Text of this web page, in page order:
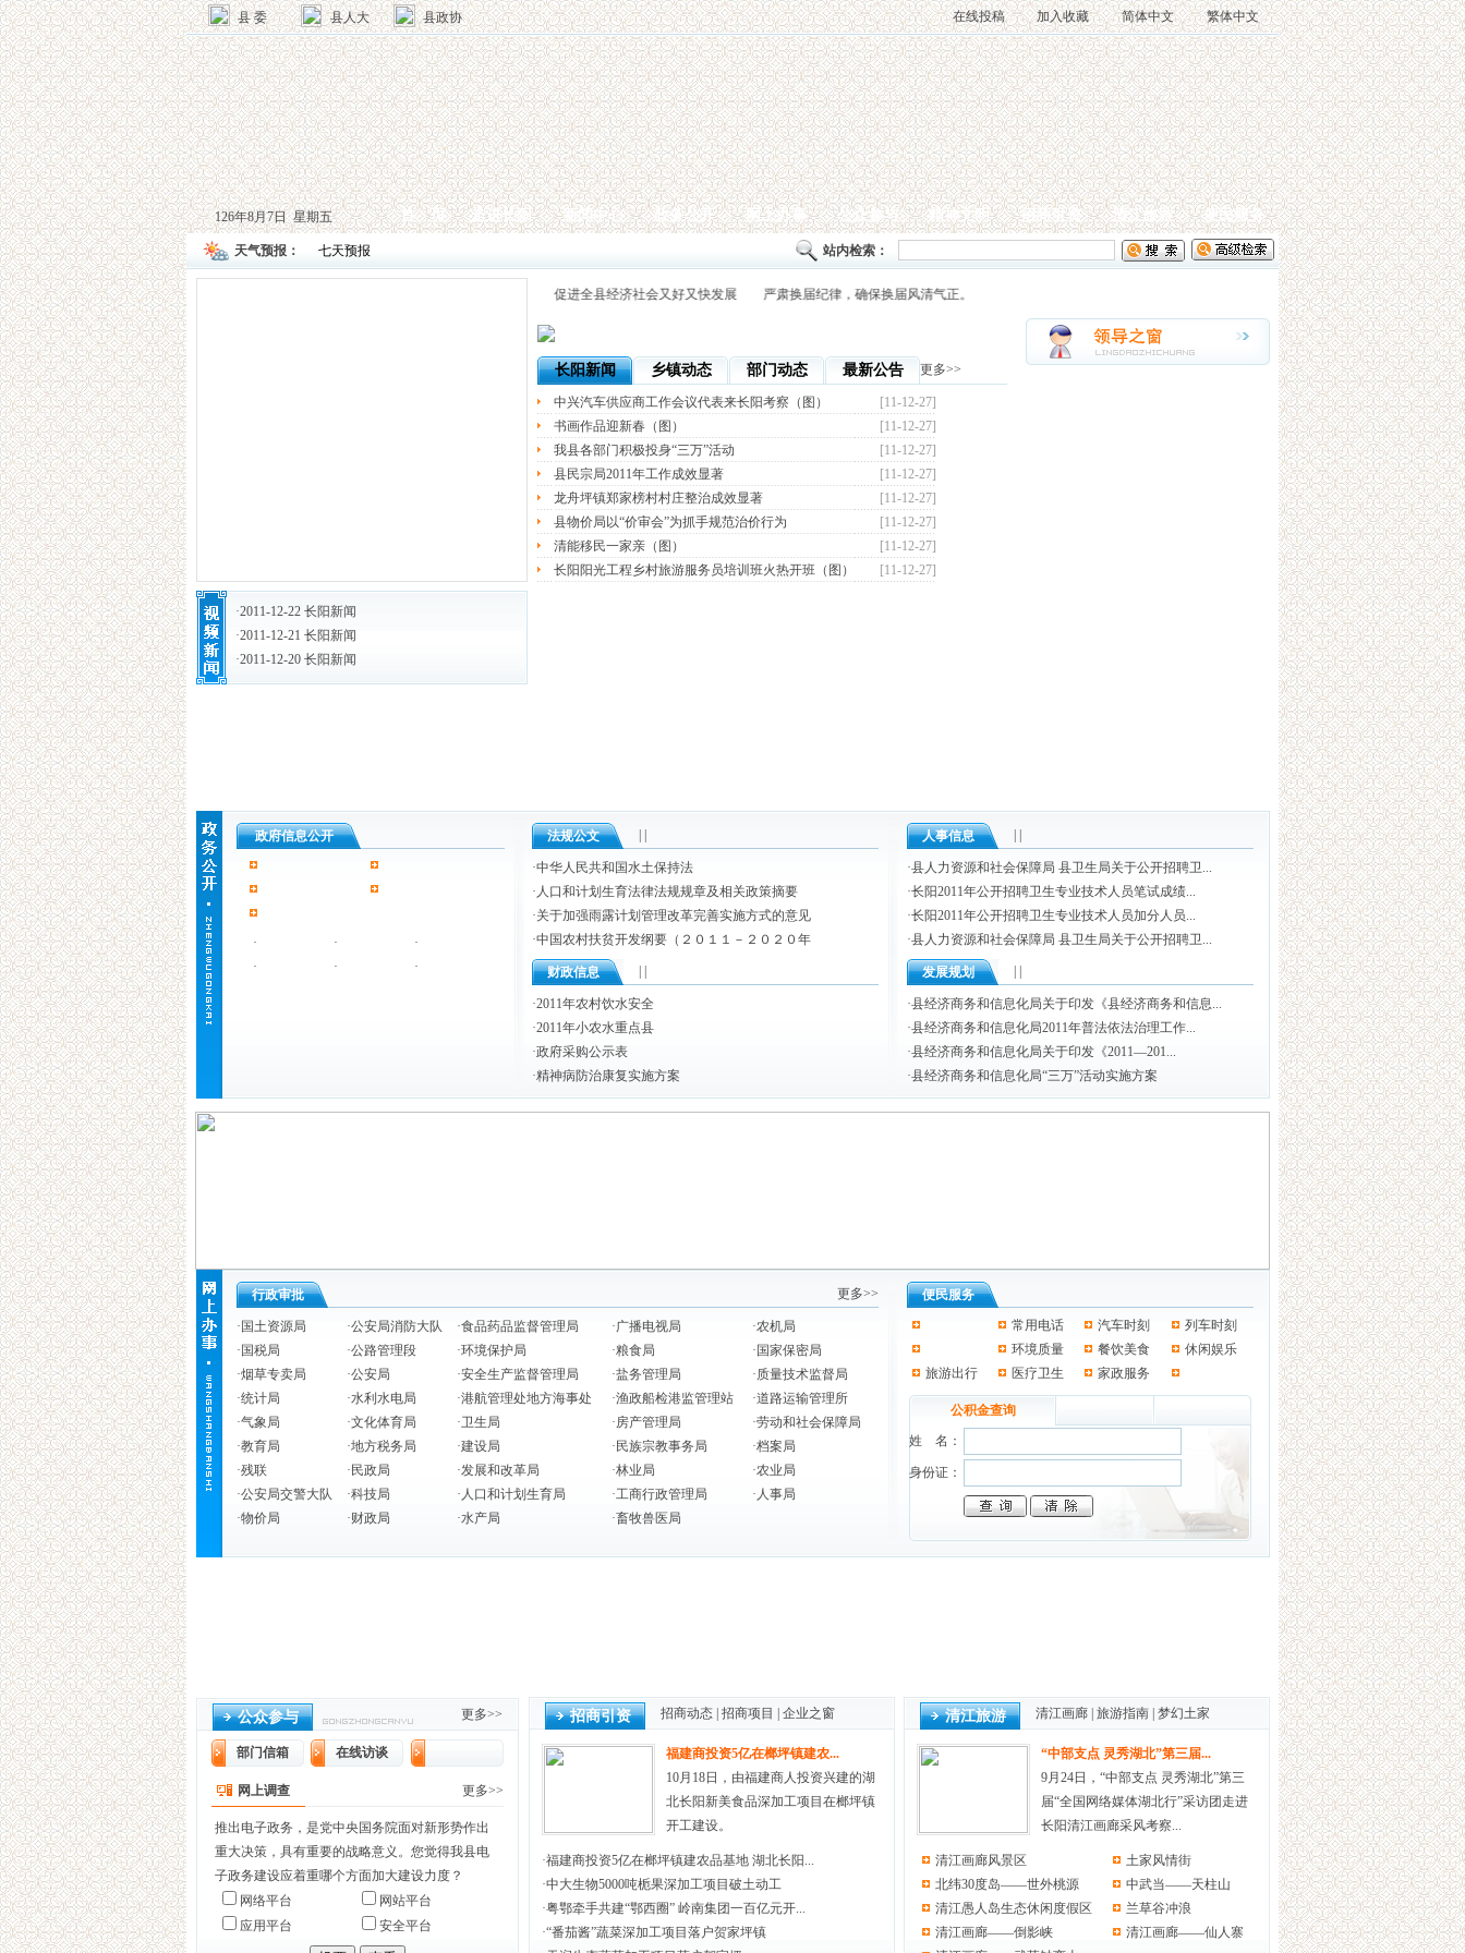
县 委 县人大 县政协 在线投稿 加入收藏 简体中文 繁体中文
126年8月7日 星期五 首 页 走进长阳 新闻中心 政务公开 网上办事 公众参与 精神文明 招商引资 清江旅游 便民服务
天气预报： 站内检索：
宣传贯彻《中国农村扶贫开发纲要（2011－2020年）》 促进全县经济社会又好又快发展 严肃换届纪律，确保换届风清气正。
长阳新闻 乡镇动态 部门动态 最新公告 更多>>
中兴汽车供应商工作会议代表来长阳考察（图）
[11-12-27]
书画作品迎新春（图）
[11-12-27]
我县各部门积极投身“三万”活动
[11-12-27]
县民宗局2011年工作成效显著
[11-12-27]
龙舟坪镇郑家榜村村庄整治成效显著
[11-12-27]
县物价局以“价审会”为抓手规范治价行为
[11-12-27]
清能移民一家亲（图）
[11-12-27]
长阳阳光工程乡村旅游服务员培训班火热开班（图）
[11-12-27]
·2011-12-22 长阳新闻
·2011-12-21 长阳新闻
·2011-12-20 长阳新闻
政府信息公开
· ·
·
·
· ·
法规公文
·中华人民共和国水土保持法
· 人口和计划生育法律法规规章及相关政策摘要
·关于加强雨露计划管理改革完善实施方式的意见
·中国农村扶贫开发纲要（２０１１－２０２０年
财政信息
·2011年农村饮水安全
·2011年小农水重点县
·政府采购公示表
·精神病防治康复实施方案
人事信息
·县人力资源和社会保障局 县卫生局关于公开招聘卫...
·长阳2011年公开招聘卫生专业技术人员笔试成绩...
·长阳2011年公开招聘卫生专业技术人员加分人员...
·县人力资源和社会保障局 县卫生局关于公开招聘卫...
发展规划
·县经济商务和信息化局关于印发《县经济商务和信息...
·县经济商务和信息化局2011年普法依法治理工作...
·县经济商务和信息化局关于印发《2011—201...
·县经济商务和信息化局“三万”活动实施方案
行政审批 更多>>
· 国土资源局 ·公安局消防大队 ·食品药品监督管理局 ·广播电视局 ·农机局
· 国税局 ·公路管理段 ·环境保护局 ·粮食局 · 国家保密局
·烟草专卖局 ·公安局 ·安全生产监督管理局 ·盐务管理局 ·质量技术监督局
·统计局 ·水利水电局 ·港航管理处地方海事处 ·渔政船检港监管理站 ·道路运输管理所
·气象局 ·文化体育局 ·卫生局 ·房产管理局 ·劳动和社会保障局
·教育局 ·地方税务局 ·建设局 · 民族宗教事务局 ·档案局
·残联 · 民政局 ·发展和改革局 ·林业局 ·农业局
·公安局交警大队 ·科技局 · 人口和计划生育局 ·工商行政管理局 · 人事局
·物价局 ·财政局 ·水产局 ·畜牧兽医局
便民服务
常用电话
汽车时刻
列车时刻
环境质量
餐饮美食
休闲娱乐
旅游出行
医疗卫生 家政服务
公积金查询
姓 名：
身份证：
公众参与 更多>>
部门信箱 在线访谈
网上调查 更多>>
推出电子政务，是党中央国务院面对新形势作出
重大决策，具有重要的战略意义。您觉得我县电
子政务建设应着重哪个方面加大建设力度？
网络平台
网站平台
应用平台
安全平台
招商引资 招商动态 招商项目 企业之窗
福建商投资5亿在榔坪镇建农...
10月18日，由福建商人投资兴建的湖
北长阳新美食品深加工项目在榔坪镇
开工建设。
·福建商投资5亿在榔坪镇建农品基地 湖北长阳...
·中大生物5000吨栀果深加工项目破土动工
·粤鄂牵手共建“鄂西圈” 岭南集团一百亿元开...
·“番茄酱”蔬菜深加工项目落户贺家坪镇
清江旅游 清江画廊 旅游指南 梦幻土家
“中部支点 灵秀湖北”第三届...
9月24日，“中部支点 灵秀湖北”第三
届“全国网络媒体湖北行”采访团走进
长阳清江画廊采风考察...
清江画廊风景区
土家风情街
北纬30度岛——世外桃源
中武当——天柱山
清江愚人岛生态休闲度假区
兰草谷冲浪
清江画廊——倒影峡
清江画廊——仙人寨